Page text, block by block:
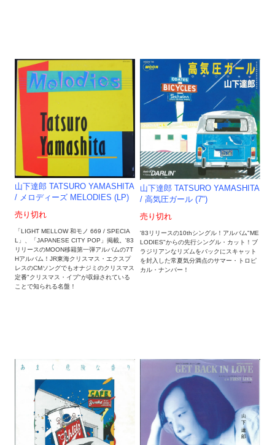
山下達郎 TATSURO YAMASHITA
/ メロディーズ MELODIES (LP)
売り切れ
「LIGHT MELLOW 和モノ 669 / SPECIA
L」、「JAPANESE CITY POP」掲載。'83
リリースのMOON移籍第一弾アルバムの7T
Hアルバム！JR東海クリスマス・エクスプ
レスのCMソングでもオナジミのクリスマス
定番"クリスマス・イブ"が収録されている
ことで知られる名盤！
山下達郎 TATSURO YAMASHITA
/ 高気圧ガール (7")
売り切れ
'83リリースの10thシングル！アルバム"ME
LODIES"からの先行シングル・カット！ブ
ラジリアンなリズムをバックにスキャット
を封入した常夏気分満点のサマー・トロピ
カル・ナンバー！